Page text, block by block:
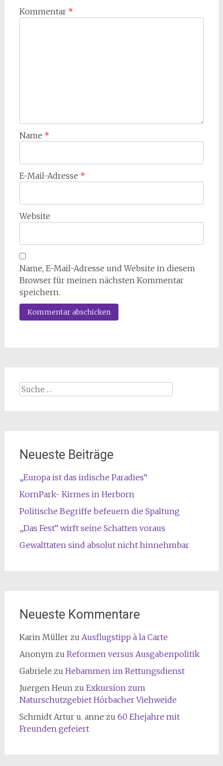
Kommentar *
Name *
E-Mail-Adresse *
Website
Name, E-Mail-Adresse und Website in diesem
Browser für meinen nächsten Kommentar
speichern.
Suche
Neueste Beiträge
„Europa ist das irdische Paradies“
KornPark- Kirmes in Herborn
Politische Begriffe befeuern die Spaltung
„Das Fest“ wirft seine Schatten voraus
Gewalttaten sind absolut nicht hinnehmbar
Neueste Kommentare
Karin Müllerzu Ausflugstipp à la Carte
Anonymzu Reformen versus Ausgabenpolitik
Gabriele zu Hebammen im Rettungsdienst
Juergen Heunzu Exkursion zum
Naturschutzgebiet Hörbacher Viehweide
Schmidt Artur u. anne zu 60 Ehejahre mit
Freunden gefeiert